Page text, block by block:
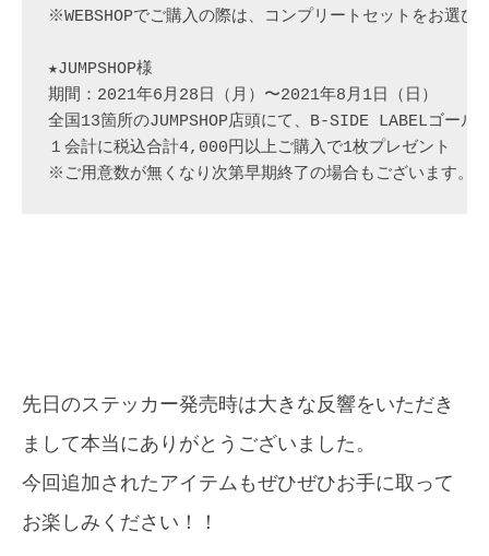
※WEBSHOPでご購入の際は、コンプリートセットをお選び
★JUMPSHOP様
期間：2021年6月28日（月）〜2021年8月1日（日）
全国13箇所のJUMPSHOP店頭にて、B-SIDE LABELゴール
１会計に税込合計4,000円以上ご購入で1枚プレゼント
※ご用意数が無くなり次第早期終了の場合もございます。
先日のステッカー発売時は大きな反響をいただき
まして本当にありがとうございました。
今回追加されたアイテムもぜひぜひお手に取って
お楽しみください！！